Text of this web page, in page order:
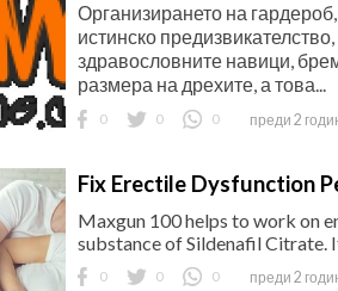
Организирането на
истинско
здравословните навици,
размера на дрехите, а това...
0 0 0 преди 2
Fix Erectile Dysfunction
Maxgun 100 helps to work on
substance of Sildenafil Citrate.
0 0 0 преди 2